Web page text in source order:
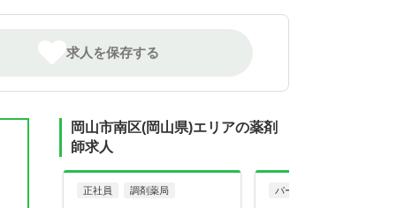
求人を保存する
岡山市南区(岡山県)エリアの薬剤
師求人
正社員 調剤薬局 パート・アルバイト